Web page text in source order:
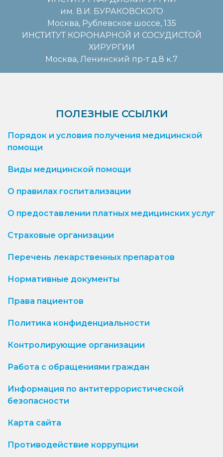
им. В.И. БУРАКОВСКОГО
Москва, Рублевское шоссе, 135
ИНСТИТУТ КОРОНАРНОЙ И СОСУДИСТОЙ
ХИРУРГИИ
Москва, Ленинский пр-т д.8 к.7
ПОЛЕЗНЫЕ ССЫЛКИ
Порядок и условия получения медицинской
помощи
Виды медицинской помощи
О правилах госпитализации
О предоставлении платных медицинских услуг
Страховые организации
Перечень лекарственных препаратов
Нормативные документы
Права пациентов
Политика конфиденциальности
Контролирующие организации
Работа с обращениями граждан
Информация по антитеррористической
безопасности
Карта сайта
Противодействие коррупции